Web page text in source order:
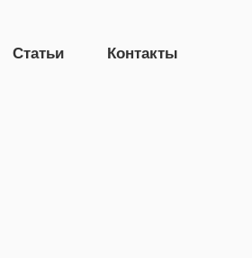
Статьи Контакты